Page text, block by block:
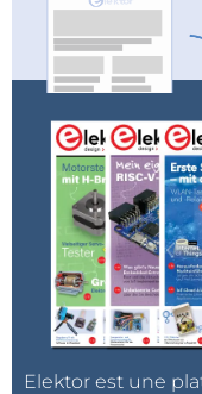
Elektor est une